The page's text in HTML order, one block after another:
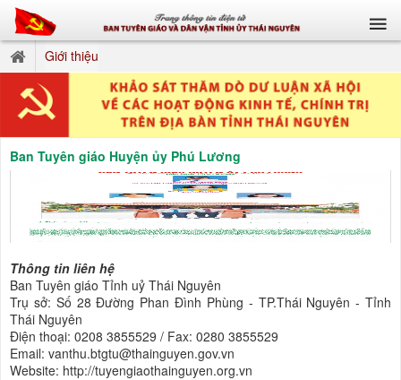
Giới thiệu
Ban Tuyên giáo Huyện ủy Phú Lương
Thông tin liên hệ
Ban Tuyên giáo Tỉnh uỷ Thái Nguyên
Trụ sở: Số 28 Đường Phan Đình Phùng - TP.Thái Nguyên - Tỉnh
Thái Nguyên
Điện thoại: 0208 3855529 / Fax: 0280 3855529
Email: vanthu.btgtu@thainguyen.gov.vn
Website: http://tuyengiaothainguyen.org.vn